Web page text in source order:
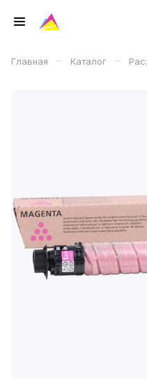
Главная – Каталог –